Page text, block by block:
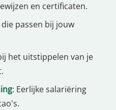
en certificaten.
passen bij jouw
het uitstippelen van je
: Eerlijke salariëring